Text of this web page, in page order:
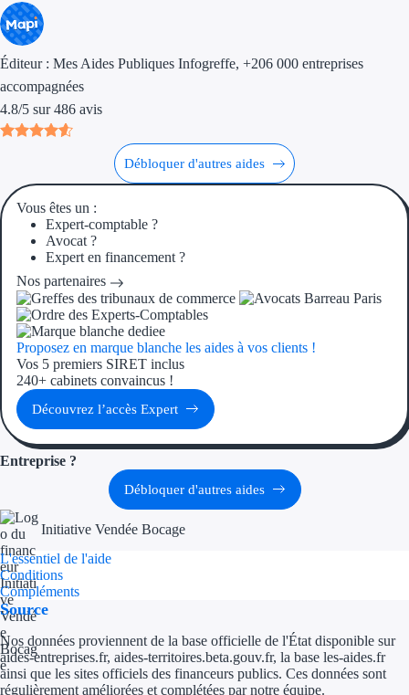
Aides Région
Ressources
FAQ
Contactez-nous
Éditeur : Mes Aides Publiques Infogreffe, +206 000 entreprises
accompagnées
4.8/5 sur 486 avis
Débloquer d'autres aides
Vous êtes un :
Expert-comptable ?
Avocat ?
Expert en financement ?
Nos partenaires
Proposez en marque blanche les aides à vos clients !
Vos 5 premiers SIRET inclus
240+ cabinets convaincus !
Découvrez l’accès Expert
Entreprise ?
Débloquer d'autres aides
Initiative Vendée Bocage
L'essentiel de l'aide
Conditions
Compléments
Source
Nos données proviennent de la base officielle de l'État disponible sur
aides-entreprises.fr, aides-territoires.beta.gouv.fr, la base les-aides.fr
ainsi que les sites officiels des financeurs publics. Ces données sont
régulièrement améliorées et complétées par notre équipe.